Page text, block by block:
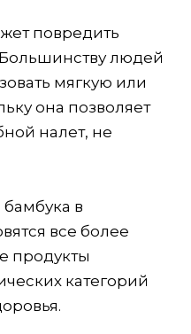
повредить
людей
мягкую или
она позволяет
налет, не
в
все более
продукты
категорий